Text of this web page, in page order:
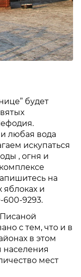
будет
любая вода
искупаться
, огня и
на
яблоках и
9293.
с тем, что и в
в этом
населения
мест